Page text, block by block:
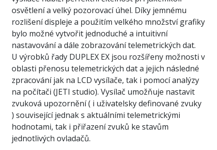
osvětlení a velký pozorovací úhel. Díky jemnému
rozlišení displeje a použitím velkého množství grafiky
bylo možné vytvořit jednoduché a intuitivní
nastavování a dále zobrazování telemetrických dat.
U výrobků řady DUPLEX EX jsou rozšířeny možnosti v
oblasti přenosu telemetrických dat a jejich následné
zpracování jak na LCD vysílače, tak i pomocí analýzy
na počítači (JETI studio). Vysílač umožňuje nastavit
zvuková upozornění ( i uživatelsky definované zvuky
) související jednak s aktuálními telemetrickými
hodnotami, tak i přiřazení zvuků ke stavům
jednotlivých ovladačů.